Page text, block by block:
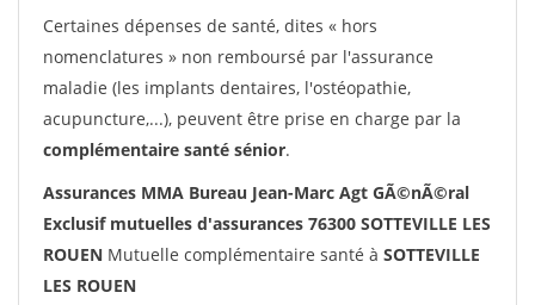
Certaines dépenses de santé, dites « hors
nomenclatures » non remboursé par l'assurance
maladie (les implants dentaires, l'ostéopathie,
acupuncture,...), peuvent être prise en charge par la
complémentaire santé sénior.
Assurances MMA Bureau Jean-Marc Agt GÃ©nÃ©ral
Exclusif mutuelles d'assurances 76300 SOTTEVILLE LES
ROUEN Mutuelle complémentaire santé à SOTTEVILLE
LES ROUEN